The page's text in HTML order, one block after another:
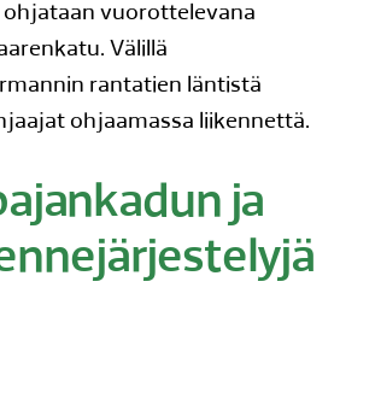
ohjataan vuorottelevana
Välillä
rantatien läntistä
ohjaamassa liikennettä.
ja